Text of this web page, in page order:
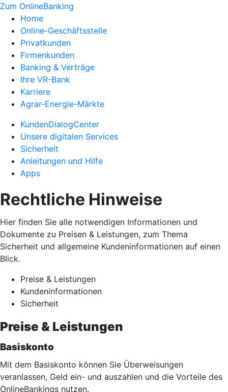
Zum OnlineBanking
Home
Online-Geschäftsstelle
Privatkunden
Firmenkunden
Banking & Verträge
Ihre VR-Bank
Karriere
Agrar-Energie-Märkte
KundenDialogCenter
Unsere digitalen Services
Sicherheit
Anleitungen und Hilfe
Apps
Rechtliche Hinweise
Hier finden Sie alle notwendigen Informationen und
Dokumente zu Preisen & Leistungen, zum Thema
Sicherheit und allgemeine Kundeninformationen auf einen
Blick.
Preise & Leistungen
Kundeninformationen
Sicherheit
Preise & Leistungen
Basiskonto
Mit dem Basiskonto können Sie Überweisungen
veranlassen, Geld ein- und auszahlen und die Vorteile des
OnlineBankings nutzen.